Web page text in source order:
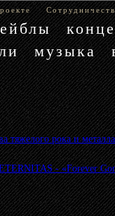
музыка
тяжелого рока и металла
- «Forever